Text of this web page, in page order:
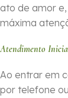
ato de amor
máxima
Atendimento
Ao entrar em
por telefone